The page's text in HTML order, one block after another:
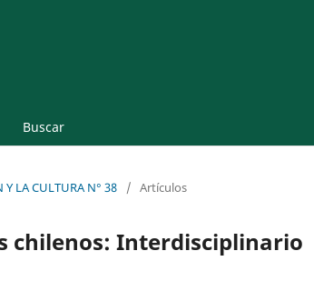
Buscar
LA CULTURA N° 38 / Artículos
chilenos: Interdisciplinario